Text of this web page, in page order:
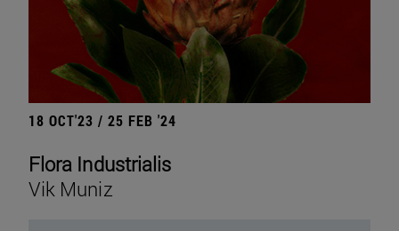
18 OCT'23 / 25 FEB '24
Flora Industrialis
Vik Muniz